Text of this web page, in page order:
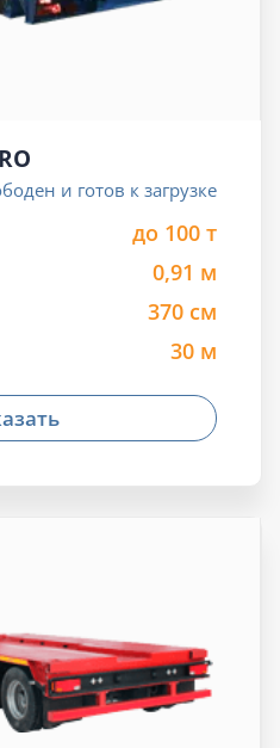
и готов к загрузке
до 100 т
0,91 м
370 см
30 м